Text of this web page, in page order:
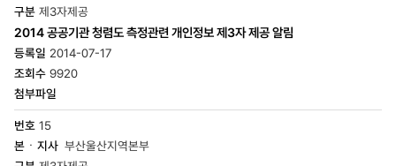
제3자제공
2014 공공기관 청렴도 측정관련 개인정보 제3자 제공 알림
2014-07-17
9920
15
부산울산지역본부